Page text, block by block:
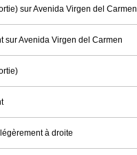
sur Avenida Virgen del Carmen
sur Avenida Virgen del Carmen
à droite